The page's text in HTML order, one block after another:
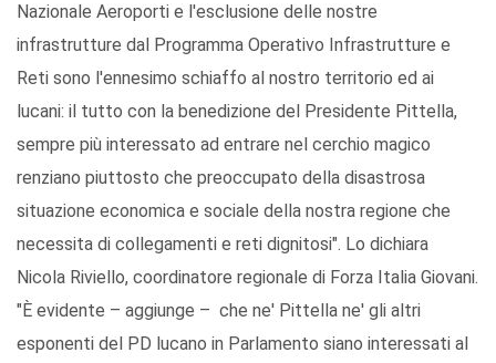
Nazionale Aeroporti e l'esclusione delle nostre
infrastrutture dal Programma Operativo Infrastrutture e
Reti sono l'ennesimo schiaffo al nostro territorio ed ai
lucani: il tutto con la benedizione del Presidente Pittella,
sempre più interessato ad entrare nel cerchio magico
renziano piuttosto che preoccupato della disastrosa
situazione economica e sociale della nostra regione che
necessita di collegamenti e reti dignitosi". Lo dichiara
Nicola Riviello, coordinatore regionale di Forza Italia Giovani.
"È evidente – aggiunge – che ne' Pittella ne' gli altri
esponenti del PD lucano in Parlamento siano interessati al